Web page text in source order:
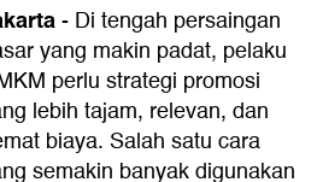
- Di tengah persaingan
yang makin padat, pelaku
perlu strategi promosi
lebih tajam, relevan, dan
biaya. Salah satu cara
semakin banyak digunakan